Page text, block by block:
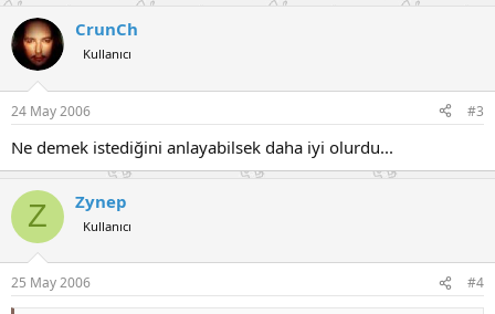
CrunCh
Kullanıcı
24 May 2006 #3
Ne demek istediğini anlayabilsek daha iyi olurdu...
Z Zynep
Kullanıcı
25 May 2006 #4